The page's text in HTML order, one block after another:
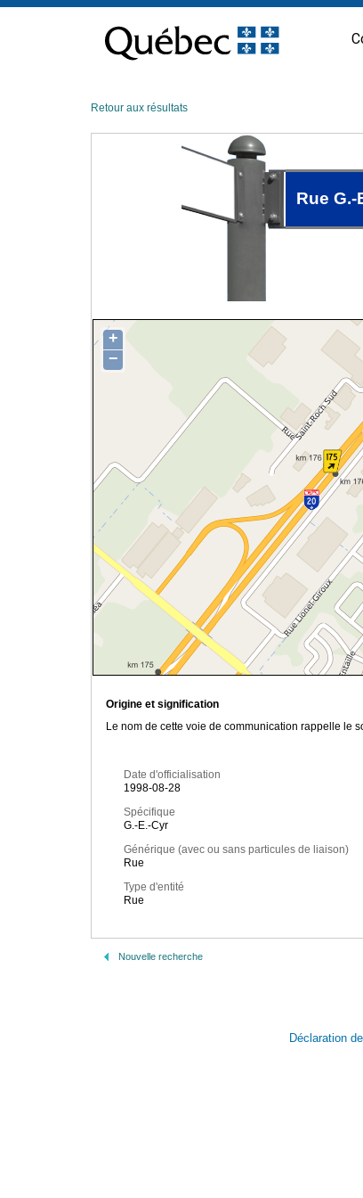
contenu
Retour aux résultats
Rue G.-
+
−
Origine et signification
Le nom de cette voie de communication rappelle le
Date d'officialisation
1998-08-28
Spécifique
G.-E.-Cyr
Générique (avec ou sans particules de liaison)
Rue
Type d'entité
Rue
Nouvelle recherche
Déclaration